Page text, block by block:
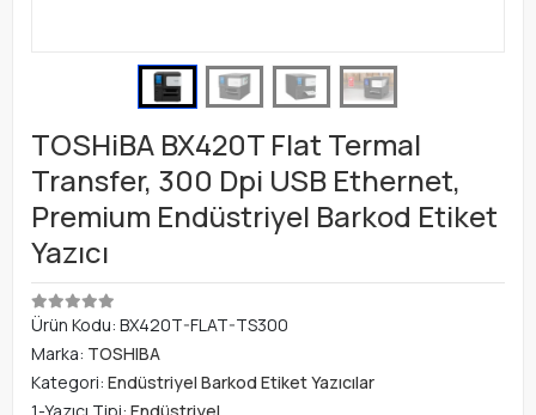
TOSHiBA BX420T Flat Termal
Transfer, 300 Dpi USB Ethernet,
Premium Endüstriyel Barkod Etiket
Yazıcı
Ürün Kodu: BX420T-FLAT-TS300
Marka: TOSHIBA
Kategori: Endüstriyel Barkod Etiket Yazıcılar